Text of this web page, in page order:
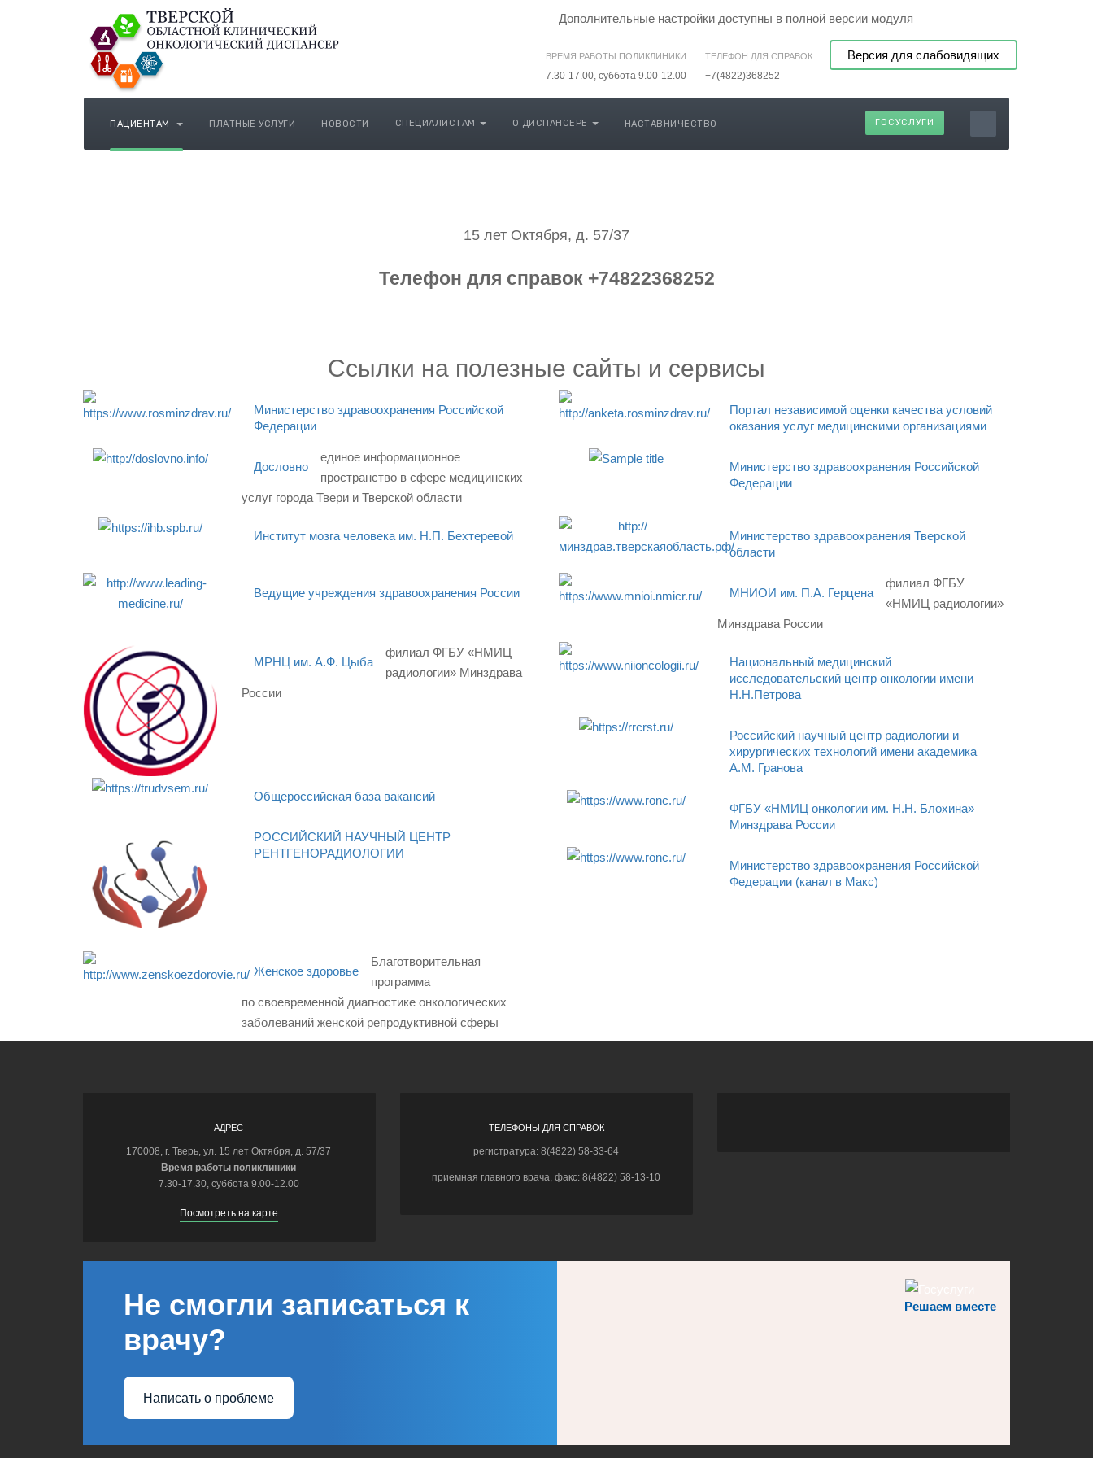
Дополнительные настройки доступны в полной версии модуля
Версия для слабовидящих
ВРЕМЯ РАБОТЫ ПОЛИКЛИНИКИ
7.30-17.00, суббота 9.00-12.00
ТЕЛЕФОН ДЛЯ СПРАВОК:
+7(4822)368252
ПАЦИЕНТАМ ПЛАТНЫЕ УСЛУГИ НОВОСТИ СПЕЦИАЛИСТАМ О ДИСПАНСЕРЕ НАСТАВНИЧЕСТВО ГОСУСЛУГИ
15 лет Октября, д. 57/37
Телефон для справок +74822368252
Ссылки на полезные сайты и сервисы
Министерство здравоохранения Российской
Федерации
Портал независимой оценки качества условий
оказания услуг медицинскими организациями
Дословно
единое информационное
пространство в сфере медицинских
услуг города Твери и Тверской области
Министерство здравоохранения Российской
Федерации
Институт мозга человека им. Н.П. Бехтеревой
Министерство здравоохранения Тверской
области
Ведущие учреждения здравоохранения России МНИОИ им. П.А. Герцена
филиал ФГБУ
«НМИЦ радиологии»
Минздрава России
МРНЦ им. А.Ф. Цыба
филиал ФГБУ «НМИЦ
радиологии» Минздрава
России
Общероссийская база вакансий
РОССИЙСКИЙ НАУЧНЫЙ ЦЕНТР
РЕНТГЕНОРАДИОЛОГИИ
Женское здоровье
Благотворительная
программа
по своевременной диагностике онкологических
заболеваний женской репродуктивной сферы
Национальный медицинский
исследовательский центр онкологии имени
Н.Н.Петрова
Российский научный центр радиологии и
хирургических технологий имени академика
А.М. Гранова
ФГБУ «НМИЦ онкологии им. Н.Н. Блохина»
Минздрава России
Министерство здравоохранения Российской
Федерации (канал в Макс)
АДРЕС
170008, г. Тверь, ул. 15 лет Октября, д. 57/37
Время работы поликлиники
7.30-17.30, суббота 9.00-12.00
Посмотреть на карте
ТЕЛЕФОНЫ ДЛЯ СПРАВОК
регистратура: 8(4822) 58-33-64
приемная главного врача, факс: 8(4822) 58-13-10
Решаем вместе
Не смогли записаться к
врачу?
Написать о проблеме